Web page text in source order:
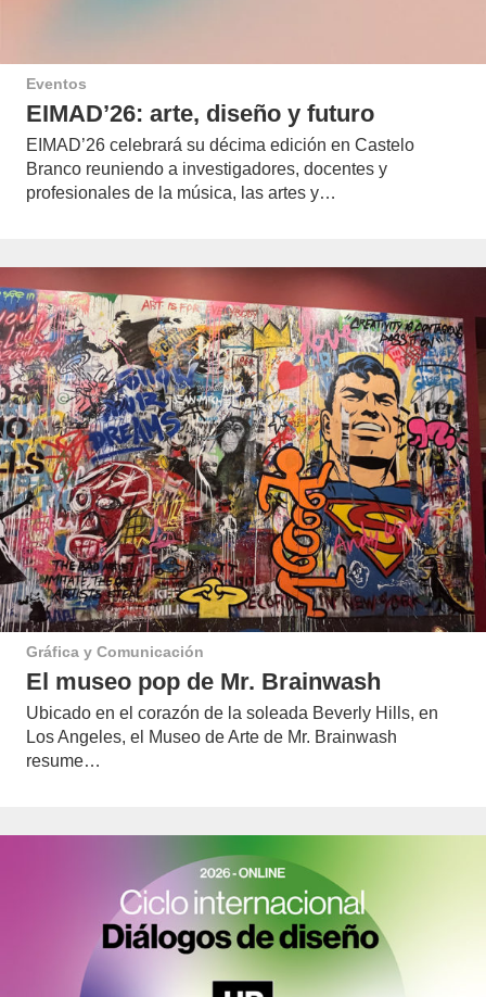
Eventos
EIMAD’26: arte, diseño y futuro
EIMAD’26 celebrará su décima edición en Castelo
Branco reuniendo a investigadores, docentes y
profesionales de la música, las artes y…
Gráfica y Comunicación
El museo pop de Mr. Brainwash
Ubicado en el corazón de la soleada Beverly Hills, en
Los Angeles, el Museo de Arte de Mr. Brainwash
resume…